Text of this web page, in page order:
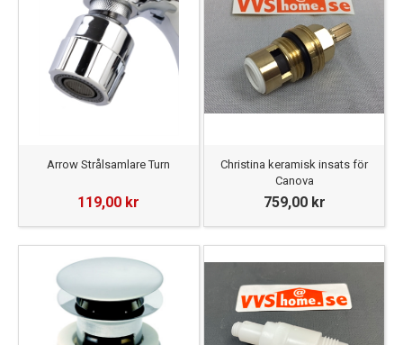
Arrow Strålsamlare Turn
119,00 kr
Christina keramisk insats för
Canova
759,00 kr